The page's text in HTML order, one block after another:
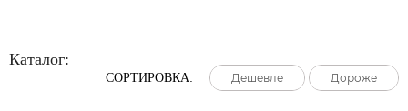
Каталог:
СОРТИРОВКА: Дешевле
Дешевле
Дешевле Дороже
Дороже
Дороже